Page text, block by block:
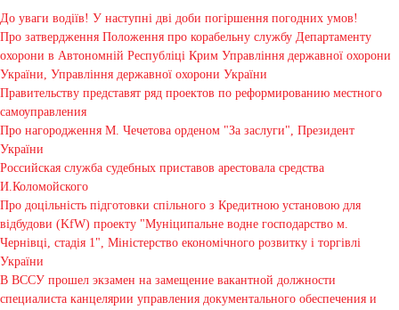
До уваги водіїв! У наступні дві доби погіршення погодних умов!
Про затвердження Положення про корабельну службу Департаменту
охорони в Автономній Республіці Крим Управління державної охорони
України, Управління державної охорони України
Правительству представят ряд проектов по реформированию местного
самоуправления
Про нагородження М. Чечетова орденом "За заслуги", Президент
України
Российская служба судебных приставов арестовала средства
И.Коломойского
Про доцільність підготовки спільного з Кредитною установою для
відбудови (KfW) проекту "Муніципальне водне господарство м.
Чернівці, стадія 1", Міністерство економічного розвитку і торгівлі
України
В ВССУ прошел экзамен на замещение вакантной должности
специалиста канцелярии управления документального обеспечения и